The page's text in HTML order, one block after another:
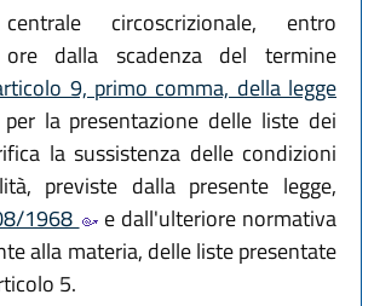
circoscrizionale, entro
dalla scadenza del termine
9, primo comma, della legge
la presentazione delle liste dei
la sussistenza delle condizioni
previste dalla presente legge,
1968
e dall'ulteriore normativa
alla materia, delle liste presentate
5.